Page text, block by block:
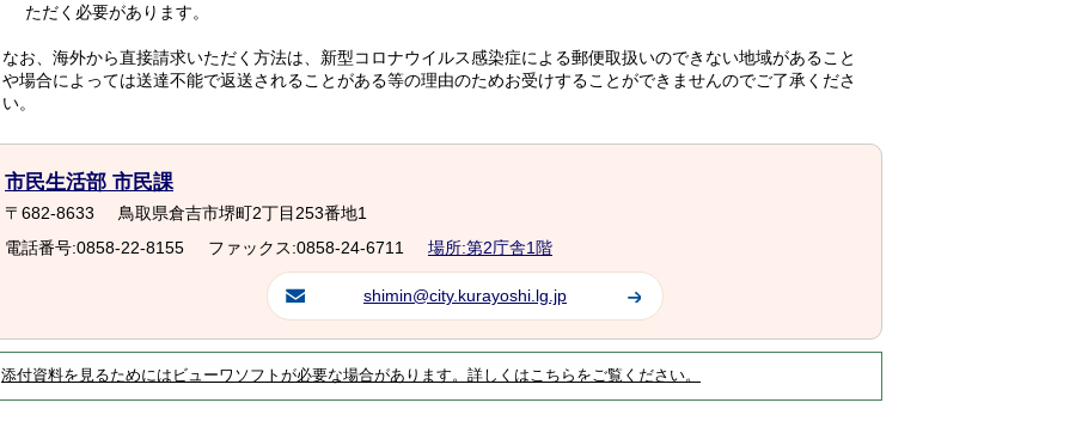
ただく必要があります。
なお、海外から直接請求いただく方法は、新型コロナウイルス感染症による郵便取扱いのできない地域があること
や場合によっては送達不能で返送されることがある等の理由のためお受けすることができませんのでご了承くださ
い。
市民生活部 市民課
〒682-8633
鳥取県倉吉市堺町2丁目253番地1
電話番号:0858-22-8155
ファックス:0858-24-6711 場所:第2庁舎1階
shimin@city.kurayoshi.lg.jp
添付資料を見るためにはビューワソフトが必要な場合があります。詳しくはこちらをご覧ください。